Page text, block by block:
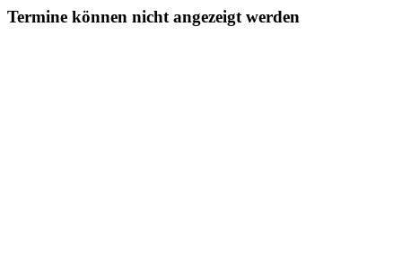
Termine können nicht angezeigt werden